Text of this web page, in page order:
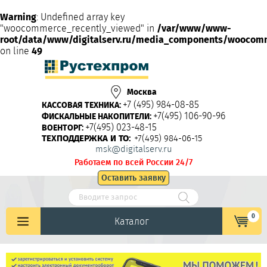
Warning: Undefined array key
"woocommerce_recently_viewed" in /var/www/www-
root/data/www/digitalserv.ru/media_components/
on line 49
Москва
КАССОВАЯ ТЕХНИКА: +7 (495) 984-08-85
ФИСКАЛЬНЫЕ НАКОПИТЕЛИ: +7(495) 106-90-96
ВОЕНТОРГ: +7(495) 023-48-15
ТЕХПОДДЕРЖКА И ТО: +7(495) 984-06-15
msk@digitalserv.ru
Работаем по всей России 24/7
Оставить заявку
Каталог 0